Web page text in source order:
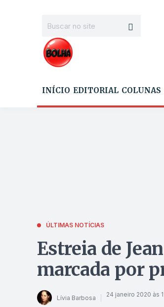
INÍCIO EDITORIAL COLUNAS
ÚLTIMAS NOTÍCIAS
Estreia de
marcada por
Lívia Barbosa 24 janeiro 2020 às